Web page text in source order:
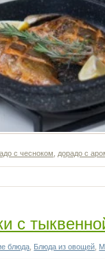
с чесноком дорадо с
с
блюда Блюда из овощей